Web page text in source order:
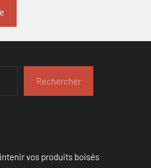
Rechercher
vos produits boisés